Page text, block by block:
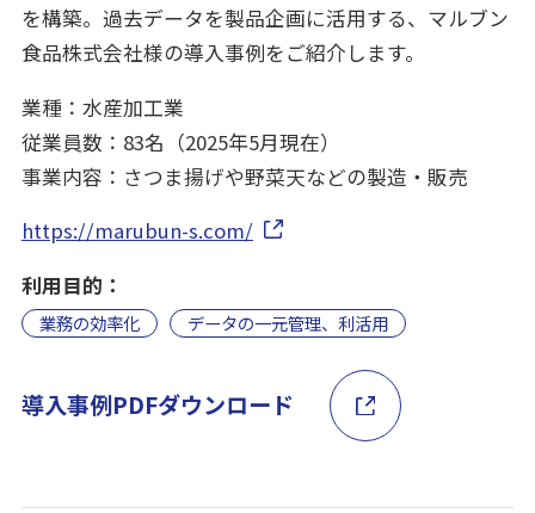
を構築。過去データを製品企画に活用する、マルブン
食品株式会社様の導入事例をご紹介します。
業種：水産加工業
従業員数：83名（2025年5月現在）
事業内容：さつま揚げや野菜天などの製造・販売
https://marubun-s.com/
利用目的：
業務の効率化 データの一元管理、利活用
導入事例PDFダウンロード